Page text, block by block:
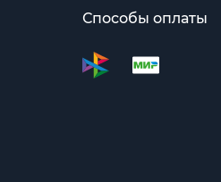
Способы оплаты